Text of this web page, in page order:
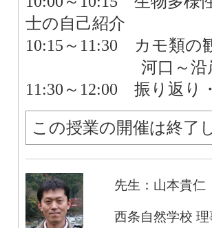
士の自己紹介
10:15～11:30 カモ類の
河口～沿岸部
11:30～12:00 振り返り
この授業の開催は終了
先生：山本貴仁
西条自然学校